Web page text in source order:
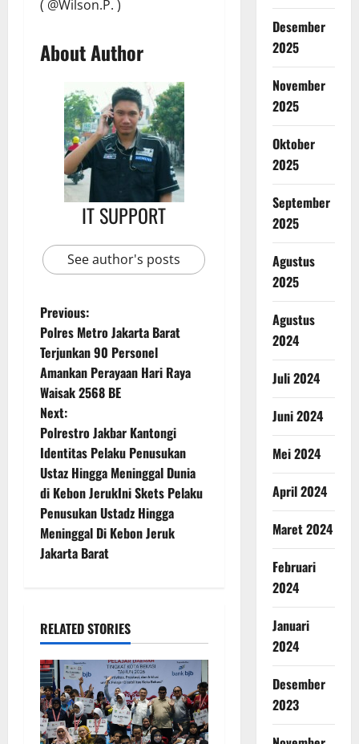
( @Wilson.P. )
About Author
IT SUPPORT
See author's posts
Previous:
Polres Metro Jakarta Barat
Terjunkan 90 Personel
Amankan Perayaan Hari Raya
Waisak 2568 BE
Next:
Polrestro Jakbar Kantongi
Identitas Pelaku Penusukan
Ustaz Hingga Meninggal Dunia
di Kebon JerukIni Skets Pelaku
Penusukan Ustadz Hingga
Meninggal Di Kebon Jeruk
Jakarta Barat
RELATED STORIES
Desember
2025
November
2025
Oktober
2025
September
2025
Agustus
2025
Agustus
2024
Juli 2024
Juni 2024
Mei 2024
April 2024
Maret 2024
Februari
2024
Januari
2024
Desember
2023